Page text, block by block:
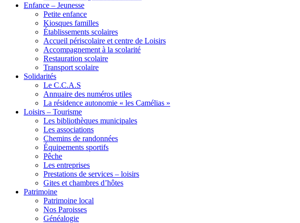
Enfance – Jeunesse
Petite enfance
Kiosques familles
Établissements scolaires
Accueil périscolaire et centre de Loisirs
Accompagnement à la scolarité
Restauration scolaire
Transport scolaire
Solidarités
Le C.C.A.S
Annuaire des numéros utiles
La résidence autonomie « les Camélias »
Loisirs – Tourisme
Les bibliothèques municipales
Les associations
Chemins de randonnées
Équipements sportifs
Pêche
Les entreprises
Prestations de services – loisirs
Gites et chambres d’hôtes
Patrimoine
Patrimoine local
Nos Paroisses
Généalogie